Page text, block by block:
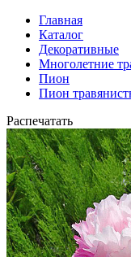
Главная
Каталог
Декоративные
Многолетние
Пион
Пион
Распечатать